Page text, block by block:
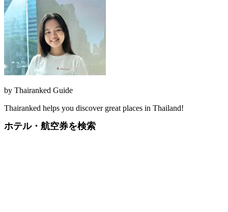
by Thairanked Guide
Thairanked helps you discover great places in Thailand!
ホテル・航空券を検索